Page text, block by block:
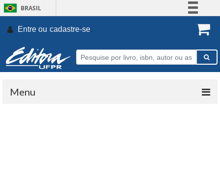
BRASIL
Participe
Entre ou cadastre-se.
Menu